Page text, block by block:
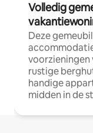
Volledig
Deze
voorzieningen
rustige
handige
midden in de